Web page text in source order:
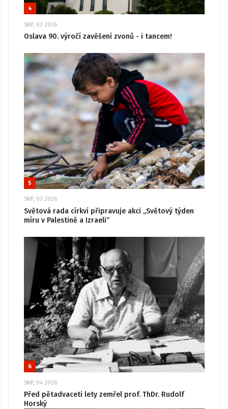
4
SRP, 03 2026
Oslava 90. výročí zavěšení zvonů - i tancem!
5
SRP, 03 2026
Světová rada církví připravuje akci „Světový týden
míru v Palestině a Izraeli“
6
SRP, 04 2026
Před pětadvaceti lety zemřel prof. ThDr. Rudolf
Horský